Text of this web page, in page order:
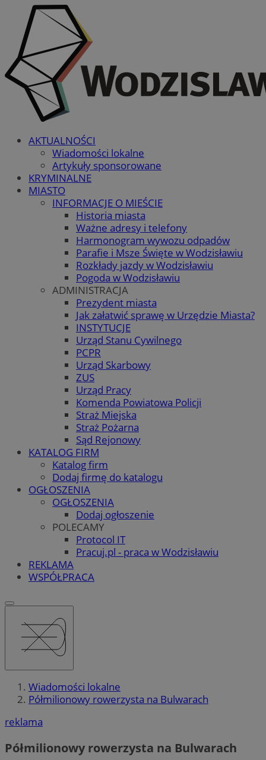
AKTUALNOŚCI
Wiadomości lokalne
Artykuły sponsorowane
KRYMINALNE
MIASTO
INFORMACJE O MIEŚCIE
Historia miasta
Ważne adresy i telefony
Harmonogram wywozu odpadów
Parafie i Msze Święte w Wodzisławiu
Rozkłady jazdy w Wodzisławiu
Pogoda w Wodzisławiu
ADMINISTRACJA
Prezydent miasta
Jak załatwić sprawę w Urzędzie Miasta?
INSTYTUCJE
Urząd Stanu Cywilnego
PCPR
Urząd Skarbowy
ZUS
Urząd Pracy
Komenda Powiatowa Policji
Straż Miejska
Straż Pożarna
Sąd Rejonowy
KATALOG FIRM
Katalog firm
Dodaj firmę do katalogu
OGŁOSZENIA
OGŁOSZENIA
Dodaj ogłoszenie
POLECAMY
Protocol IT
Pracuj.pl - praca w Wodzisławiu
REKLAMA
WSPÓŁPRACA
Wiadomości lokalne
Półmilionowy rowerzysta na Bulwarach
reklama
Półmilionowy rowerzysta na Bulwarach